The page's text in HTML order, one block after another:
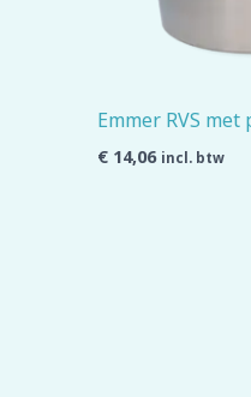
Emmer RVS
€ 14,06 incl. btw